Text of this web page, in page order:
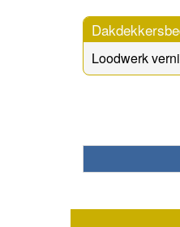
Loodwerk